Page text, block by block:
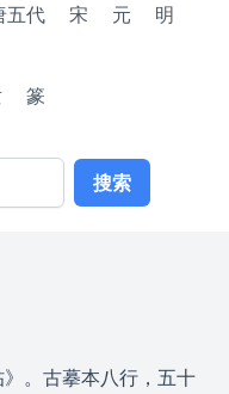
五代 宋 元
明
篆
搜索
。古摹本八行，五十